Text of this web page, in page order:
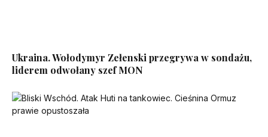
Ukraina. Wołodymyr Zełenski przegrywa w sondażu,
liderem odwołany szef MON